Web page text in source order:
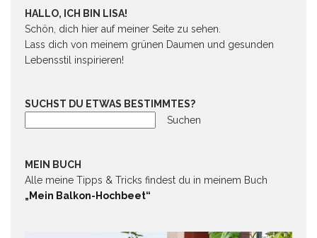
HALLO, ICH BIN LISA!
Schön, dich hier auf meiner Seite zu sehen.
Lass dich von meinem grünen Daumen und gesunden
Lebensstil inspirieren!
SUCHST DU ETWAS BESTIMMTES?
Suchen
MEIN BUCH
Alle meine Tipps & Tricks findest du in meinem Buch
„Mein Balkon-Hochbeet“